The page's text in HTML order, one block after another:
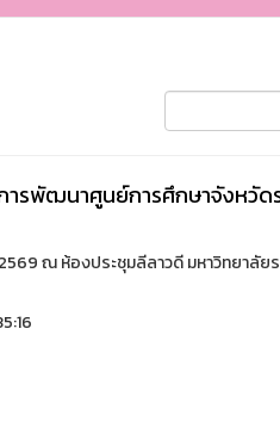
ารพัฒนาศูนย์การศึกษาจังหวั
2569 ณ ห้องประชุมลีลาวดี มหาวิทยาลั